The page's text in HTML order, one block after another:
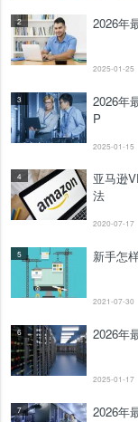
2 2026年
2025-01-25
3
2026年
P
2025-01-15
4
亚马逊
法
2020-07-17
5 新手怎
2021-07-30
6 2026年
2025-01-17
7 2026年